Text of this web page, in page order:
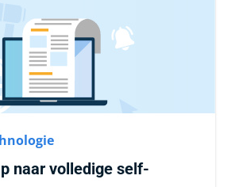
naar volledige self-